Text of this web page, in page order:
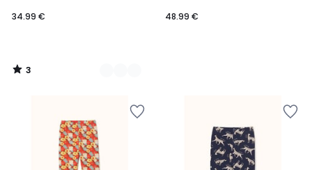
34.99 €
3
/
48.99 €